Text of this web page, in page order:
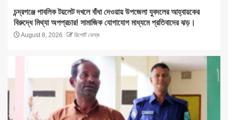
চন্দ্রগঞ্জে পাবলিক টয়লেট দখলে বাঁধা দেওয়ায় উপজেলা যুবদলের আহ্বায়কের
বিরুদ্ধে মিথ্যা অপপ্রচার! সামাজিক যোগাযোগ মাধ্যমে প্রতিবাদের ঝড়।
August 8, 2026 রিপোর্ট ডেস্ক